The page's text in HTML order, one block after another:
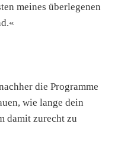
meines überlegenen
die Programme
wie lange dein
damit zurecht zu